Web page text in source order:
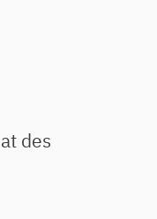
des